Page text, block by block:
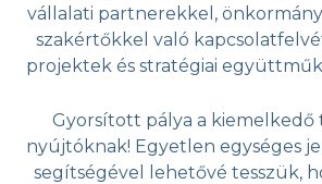
vállalati partnerekkel,
szakértőkkel való
projektek és stratégiai
Gyorsított pálya a
nyújtóknak! Egyetlen egységes
segítségével lehetővé tesszük,